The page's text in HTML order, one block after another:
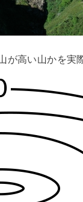
が高い山かを実